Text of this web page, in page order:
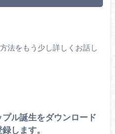
法をもう少し詳しくお話し
ル誕生をダウンロード
します。